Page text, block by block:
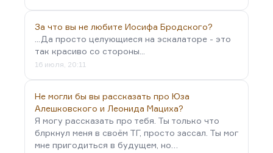
За что вы не любите Иосифа Бродского?
...Да просто целующиеся на эскалаторе - это
так красиво со стороны...
16 июля, 20:11
Не могли бы вы рассказать про Юза
Алешковского и Леонида Мациха?
Я могу рассказать про тебя. Ты только что
блркнул меня в своём ТГ, просто зассал. Ты мог
мне пригодиться в будущем, но…